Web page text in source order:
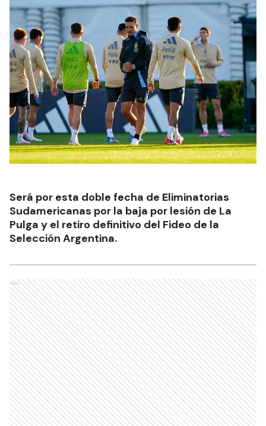
Será por esta doble fecha de Eliminatorias
Sudamericanas por la baja por lesión de La
Pulga y el retiro definitivo del Fideo de la
Selección Argentina.
Ads